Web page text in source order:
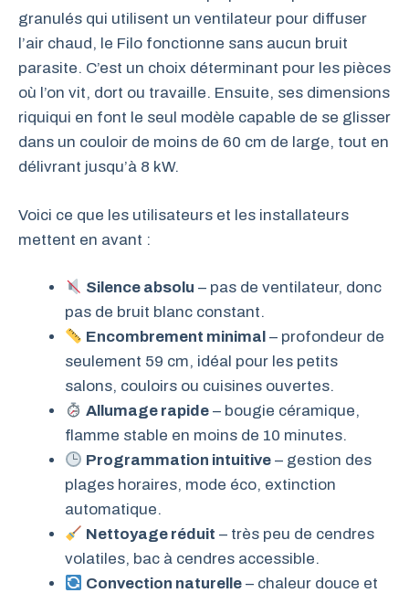
granulés qui utilisent un ventilateur pour diffuser
l’air chaud, le Filo fonctionne sans aucun bruit
parasite. C’est un choix déterminant pour les pièces
où l’on vit, dort ou travaille. Ensuite, ses dimensions
riquiqui en font le seul modèle capable de se glisser
dans un couloir de moins de 60 cm de large, tout en
délivrant jusqu’à 8 kW.
Voici ce que les utilisateurs et les installateurs
mettent en avant :
Silence absolu – pas de ventilateur, donc
pas de bruit blanc constant.
Encombrement minimal – profondeur de
seulement 59 cm, idéal pour les petits
salons, couloirs ou cuisines ouvertes.
Allumage rapide – bougie céramique,
flamme stable en moins de 10 minutes.
Programmation intuitive – gestion des
plages horaires, mode éco, extinction
automatique.
Nettoyage réduit – très peu de cendres
volatiles, bac à cendres accessible.
Convection naturelle – chaleur douce et